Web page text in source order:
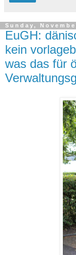
Sunday,
EuGH:
kein
was das für